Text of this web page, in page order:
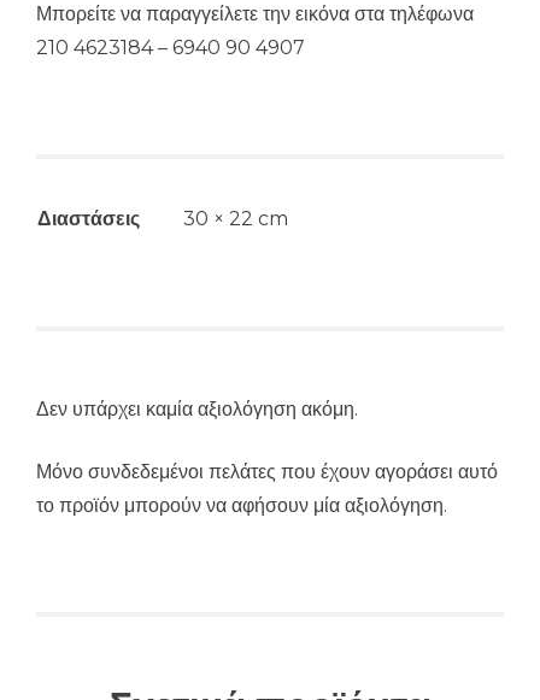
Μπορείτε να παραγγείλετε την εικόνα στα τηλέφωνα
210 4623184 – 6940 90 4907
Διαστάσεις 30 × 22 cm
Δεν υπάρχει καμία αξιολόγηση ακόμη.
Μόνο συνδεδεμένοι πελάτες που έχουν αγοράσει αυτό
το προϊόν μπορούν να αφήσουν μία αξιολόγηση.